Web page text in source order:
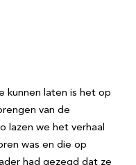
kunnen laten is het op
van de
lazen we het verhaal
was en die op
had gezegd dat ze